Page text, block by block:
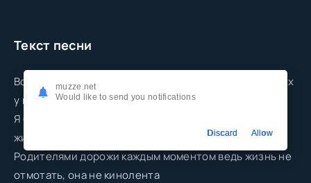
Текст песни
Вот вам совет ребята цените родителей ведь без них
у вас на пути одни вредители
Я бы щас отмотал назад где я дитё моментом но
жизнь не отмотать, она не кинолента
Родителями дорожи каждым моментом ведь жизнь не
отмотать, она не кинолента
muzze.net
Would like to send you notifications
Discard Allow